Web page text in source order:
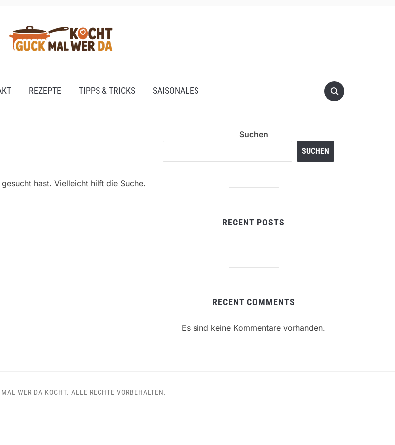
REZEPTE TIPPS & TRICKS SAISONALES
hast. Vielleicht hilft die Suche.
Suchen
SUCHEN
RECENT POSTS
RECENT COMMENTS
Es sind keine Kommentare vorhanden.
WER DA KOCHT. ALLE RECHTE VORBEHALTEN.